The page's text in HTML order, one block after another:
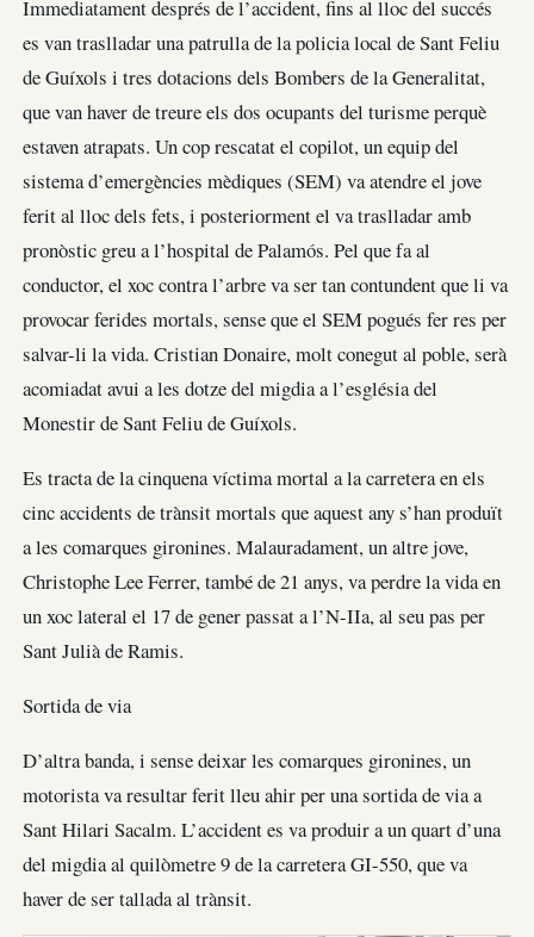
Immediatament després de l’accident, fins al lloc del succés
es van traslladar una patrulla de la policia local de Sant Feliu
de Guíxols i tres dotacions dels Bombers de la Generalitat,
que van haver de treure els dos ocupants del turisme perquè
estaven atrapats. Un cop rescatat el copilot, un equip del
sistema d’emergències mèdiques (SEM) va atendre el jove
ferit al lloc dels fets, i posteriorment el va traslladar amb
pronòstic greu a l’hospital de Palamós. Pel que fa al
conductor, el xoc contra l’arbre va ser tan contundent que li va
provocar ferides mortals, sense que el SEM pogués fer res per
salvar-li la vida. Cristian Donaire, molt conegut al poble, serà
acomiadat avui a les dotze del migdia a l’església del
Monestir de Sant Feliu de Guíxols.
Es tracta de la cinquena víctima mortal a la carretera en els
cinc accidents de trànsit mortals que aquest any s’han produït
a les comarques gironines. Malauradament, un altre jove,
Christophe Lee Ferrer, també de 21 anys, va perdre la vida en
un xoc lateral el 17 de gener passat a l’N-IIa, al seu pas per
Sant Julià de Ramis.
Sortida de via
D’altra banda, i sense deixar les comarques gironines, un
motorista va resultar ferit lleu ahir per una sortida de via a
Sant Hilari Sacalm. L’accident es va produir a un quart d’una
del migdia al quilòmetre 9 de la carretera GI-550, que va
haver de ser tallada al trànsit.